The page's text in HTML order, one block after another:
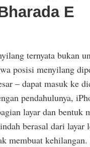
E
ternyata bukan
posisi menyilang
– dapat masuk ke
pendahulunya,
layar dan bentuk
berasal dari
membuat